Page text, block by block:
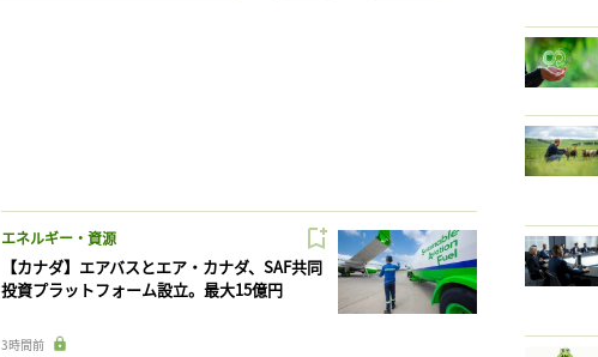
エネルギー・資源
【カナダ】エアバスとエア・カナダ、SAF共同
投資プラットフォーム設立。最大15億円
3時間前